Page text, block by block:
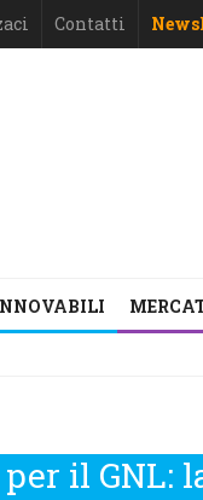
Contatti
il GNL: